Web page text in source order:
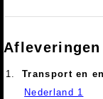
Afleveringen
1.
Transport en
Nederland 1